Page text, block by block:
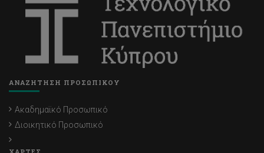
ΑΝΑΖΗΤΗΣΗ ΠΡΟΣΩΠΙΚΟΥ
Ακαδημαϊκό Προσωπικό
Διοικητικό Προσωπικό